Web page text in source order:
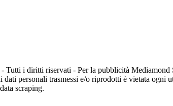
Tutti i diritti riservati - Per la pubblicità
dati personali trasmessi e/o riprodotti è vietata ogni
scraping.